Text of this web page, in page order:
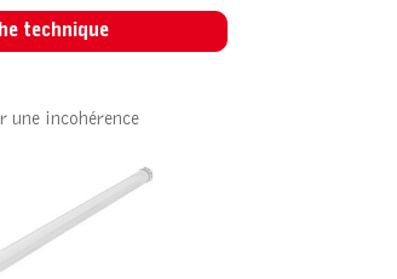
technique
une incohérence